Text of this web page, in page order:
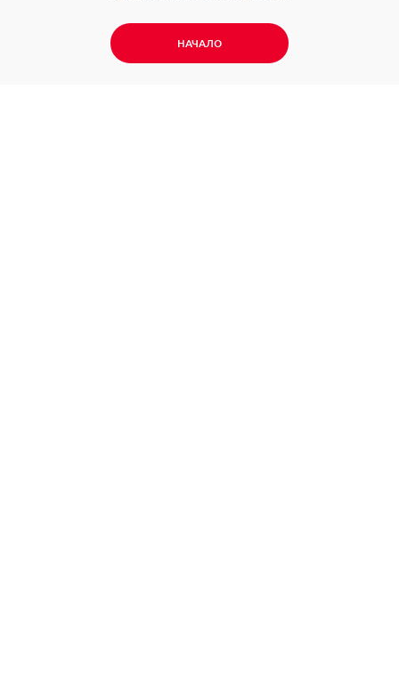
НАЧАЛО